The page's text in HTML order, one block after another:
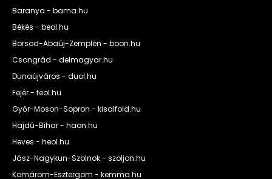
Baranya - bama.hu
Békés - beol.hu
Borsod-Abaúj-Zemplén - boon.hu
Csongrád - delmagyar.hu
Dunaújváros - duol.hu
Fejér - feol.hu
Győr-Moson-Sopron - kisalfold.hu
Hajdú-Bihar - haon.hu
Heves - heol.hu
Jász-Nagykun-Szolnok - szoljon.hu
Komárom-Esztergom - kemma.hu